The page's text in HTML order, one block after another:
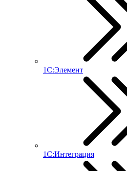
1С:Элемент
1С:Интеграция